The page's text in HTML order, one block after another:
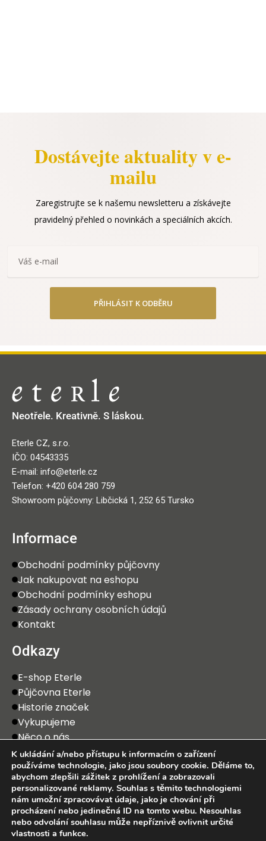
Dostávejte aktuality v e-
mailu
Zaregistrujte se k našemu newsletteru a získávejte
pravidelný přehled o novinkách a speciálních akcích.
PŘIHLÁSIT K ODBĚRU
Neotřele. Kreativně. S láskou.
Eterle CZ, s.r.o.
IČO: 04543335
E-mail: info@eterle.cz
Telefon: +420 604 280 759
Showroom půjčovny: Libčická 1, 252 65 Tursko
Informace
Obchodní podmínky půjčovny
Jak nakupovat na eshopu
Obchodní podmínky eshopu
Zásady ochrany osobních údajů
Kontakt
Odkazy
E-shop Eterle
Půjčovna Eterle
Historie značek
Vykupujeme
Něco o nás
2025 Eterle CZ, s.r.o. Všechna práva vyhrazena.
K ukládání a/nebo přístupu k informacím o zařízení
používáme technologie, jako jsou soubory cookie. Děláme to,
abychom zlepšili zážitek z prohlížení a zobrazovali
personalizované reklamy. Souhlas s těmito technologiemi
nám umožní zpracovávat údaje, jako je chování při
procházení nebo jedinečná ID na tomto webu. Nesouhlas
nebo odvolání souhlasu může nepříznivě ovlivnit určité
vlastnosti a funkce.